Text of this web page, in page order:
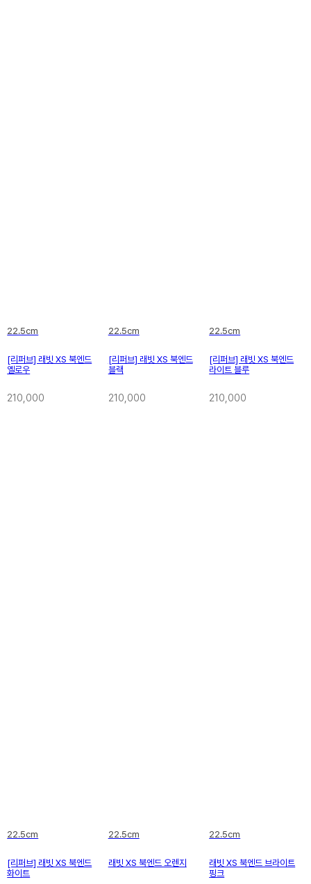
22.5cm
[리퍼브] 래빗 XS 북엔드
옐로우
210,000
22.5cm
[리퍼브] 래빗 XS 북엔드
블랙
210,000
22.5cm
[리퍼브] 래빗 XS 북엔드
라이트 블루
210,000
22.5cm
[리퍼브] 래빗 XS 북엔드
화이트
22.5cm
래빗 XS 북엔드 오렌지
22.5cm
래빗 XS 북엔드 브라이트
핑크